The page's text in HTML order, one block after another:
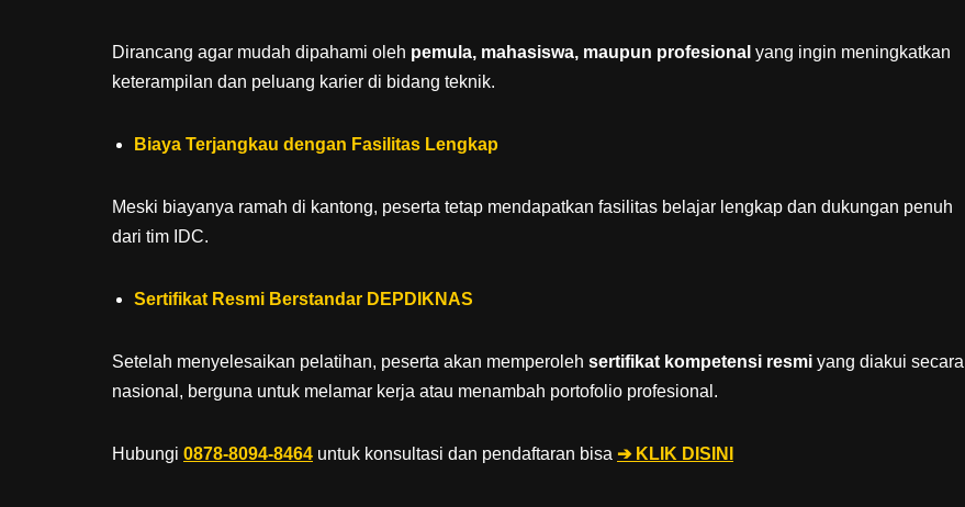
Dirancang agar mudah dipahami oleh pemula, mahasiswa, maupun profesional yang ingin meningkatkan
keterampilan dan peluang karier di bidang teknik.
Biaya Terjangkau dengan Fasilitas Lengkap
Meski biayanya ramah di kantong, peserta tetap mendapatkan fasilitas belajar lengkap dan dukungan penuh
dari tim IDC.
Sertifikat Resmi Berstandar DEPDIKNAS
Setelah menyelesaikan pelatihan, peserta akan memperoleh sertifikat kompetensi resmi yang diakui secara
nasional, berguna untuk melamar kerja atau menambah portofolio profesional.
Hubungi 0878-8094-8464 untuk konsultasi dan pendaftaran bisa ➔ KLIK DISINI